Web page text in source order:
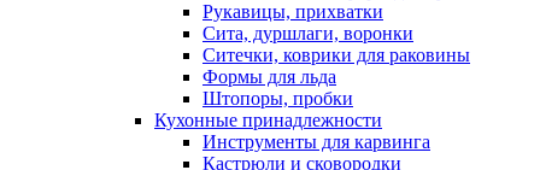
Рукавицы, прихватки
Сита, дуршлаги, воронки
Ситечки, коврики для раковины
Формы для льда
Штопоры, пробки
Кухонные принадлежности
Инструменты для карвинга
Кастрюли и сковородки